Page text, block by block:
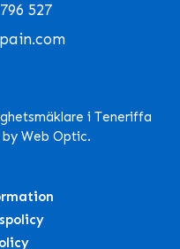
527
i Teneriffa
Web Optic.